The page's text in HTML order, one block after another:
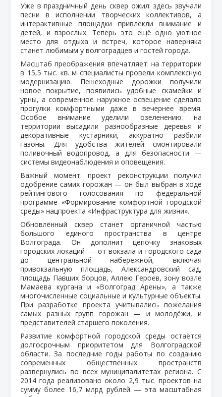
Уже в праздничный день сквер ожил: здесь звучали
песни в исполнении творческих коллективов, а
интерактивные площадки привлекли внимание и
детей, и взрослых. Теперь это ещё одно уютное
место для отдыха и встреч, которое наверняка
станет любимым у волгоградцев и гостей города.
Масштаб преображения впечатляет: на территории
в 15,5 тыс. кв. м специалисты провели комплексную
модернизацию. Пешеходные дорожки получили
новое покрытие, появились удобные скамейки и
урны, а современное наружное освещение сделало
прогулки комфортными даже в вечернее время.
Особое внимание уделили озеленению: на
территории высадили разнообразные деревья и
декоративные кустарники, аккуратно разбили
газоны. Для удобства жителей смонтировали
поливочный водопровод, а для безопасности —
системы видеонаблюдения и оповещения.
Важный момент: проект реконструкции получил
одобрение самих горожан — он был выбран в ходе
рейтингового голосования по федеральной
программе «Формирование комфортной городской
среды» нацпроекта «Инфраструктура для жизни».
Обновлённый сквер станет органичной частью
большого единого пространства в центре
Волгограда. Он дополнит цепочку знаковых
городских локаций — от вокзала и городского сада
до центральной набережной, включая
привокзальную площадь, Александровский сад,
площадь Павших борцов, Аллею Героев, зону возле
Мамаева кургана и «Волгоград Арены», а также
многочисленные социальные и культурные объекты.
При разработке проекта учитывались пожелания
самых разных групп горожан — и молодёжи, и
представителей старшего поколения.
Развитие комфортной городской среды остаётся
долгосрочным приоритетом для Волгоградской
области. За последние годы работы по созданию
современных общественных пространств
развернулись во всех муниципалитетах региона. С
2014 года реализовано около 2,9 тыс. проектов на
сумму более 16,7 млрд рублей — эта масштабная